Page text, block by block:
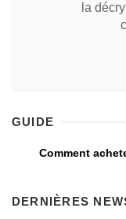
la
GUIDE
Comment
DERNIÈRES